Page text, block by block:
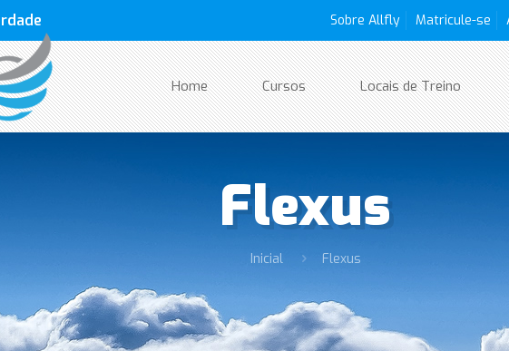
Sobre Allfly Matricule-se
Home Cursos Locais de Treino
Flexus
Inicial Flexus